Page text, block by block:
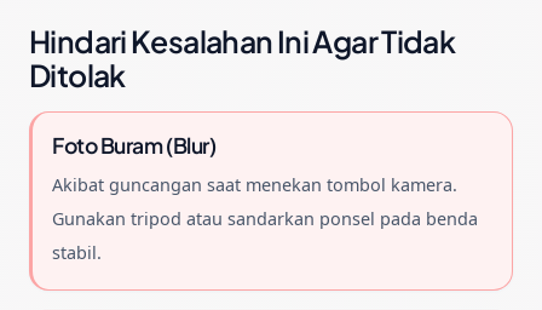
Hindari Kesalahan Ini Agar Tidak
Ditolak
Foto Buram (Blur)
Akibat guncangan saat menekan tombol kamera.
Gunakan tripod atau sandarkan ponsel pada benda
stabil.